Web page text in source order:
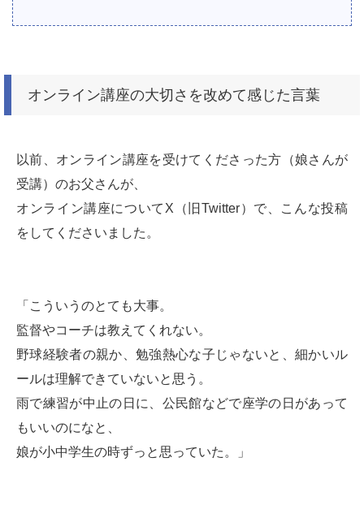
オンライン講座の大切さを改めて感じた言葉
以前、オンライン講座を受けてくださった方（娘さんが
受講）のお父さんが、
オンライン講座についてX（旧Twitter）で、こんな投稿
をしてくださいました。
「こういうのとても大事。
監督やコーチは教えてくれない。
野球経験者の親か、勉強熱心な子じゃないと、細かいル
ールは理解できていないと思う。
雨で練習が中止の日に、公民館などで座学の日があって
もいいのになと、
娘が小中学生の時ずっと思っていた。」